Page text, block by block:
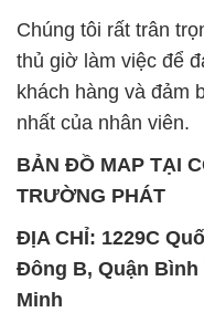
Chúng tôi rất trân
thủ giờ làm việc để
khách hàng và đảm
nhất của nhân viên.
BẢN ĐỒ MAP TẠI
TRƯỜNG PHÁT
ĐỊA CHỈ: 1229C
Đông B, Quận Bình
Minh